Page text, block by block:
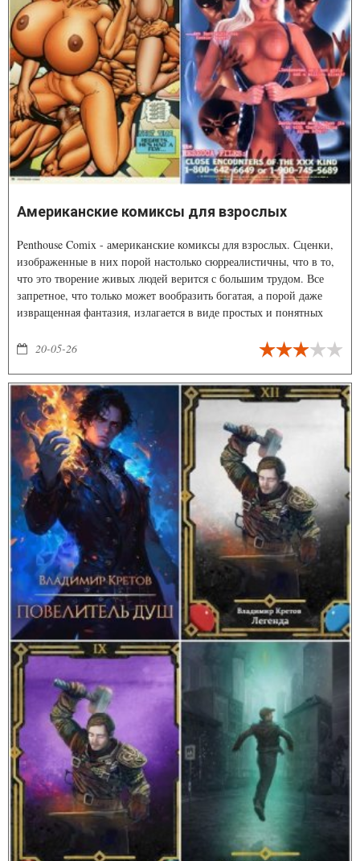
Американские комиксы для взрослых
Penthouse Comix - американские комиксы для взрослых. Сценки,
изображенные в них порой настолько сюрреалистичны, что в то,
что это творение живых людей верится с большим трудом. Все
запретное, что только может вообразить богатая, а порой даже
извращенная фантазия, излагается в виде простых и понятных
20-05-26